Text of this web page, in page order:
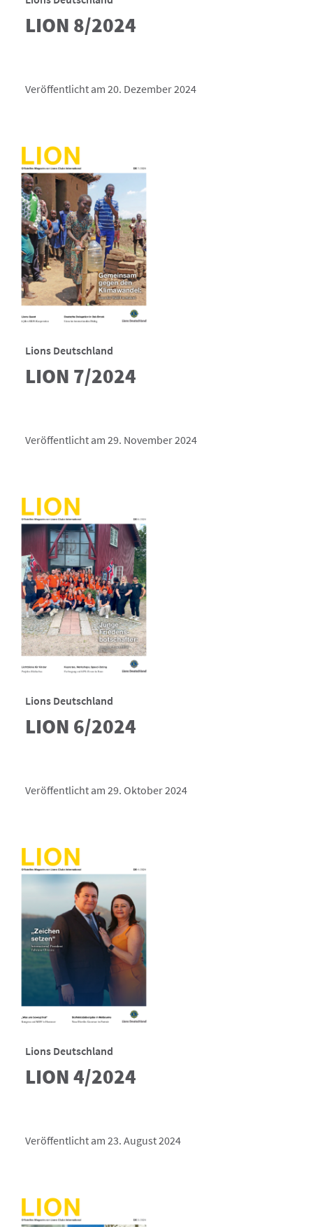
LION 8/2024
Veröffentlicht am 20. Dezember 2024
Lions Deutschland
LION 7/2024
Veröffentlicht am 29. November 2024
Lions Deutschland
LION 6/2024
Veröffentlicht am 29. Oktober 2024
Lions Deutschland
LION 4/2024
Veröffentlicht am 23. August 2024